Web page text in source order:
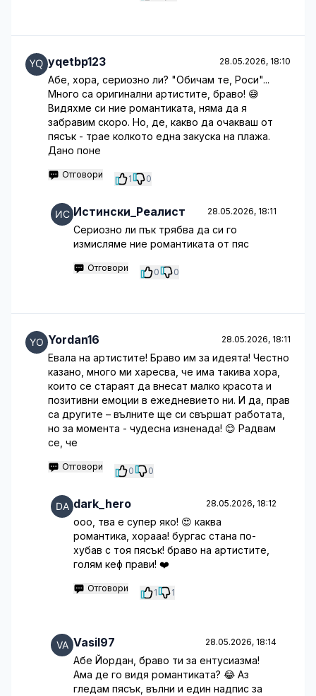
yqetbp123 28.05.2026, 18:10
Абе, хора, сериозно ли? "Обичам те, Роси"...
Много са оригинални артистите, браво! 😅
Видяхме си ние романтиката, няма да я
забравим скоро. Но, де, какво да очакваш от
пясък - трае колкото една закуска на плажа.
Дано поне
Отговори 1 0
Истински_Реалист 28.05.2026, 18:11
Сериозно ли пък трябва да си го
измисляме ние романтиката от пяс
Отговори 0 0
Yordan16 28.05.2026, 18:11
Евала на артистите! Браво им за идеята! Честно
казано, много ми харесва, че има такива хора,
които се стараят да внесат малко красота и
позитивни емоции в ежедневието ни. И да, прав
са другите – вълните ще си свършат работата,
но за момента - чудесна изненада! 😊 Радвам
се, че
Отговори 0 0
dark_hero 28.05.2026, 18:12
ооо, тва е супер яко! 😍 каква
романтика, хорааа! бургас стана по-
хубав с тоя пясък! браво на артистите,
голям кеф прави! ❤️
Отговори 1 1
Vasil97 28.05.2026, 18:14
Абе Йордан, браво ти за ентусиазма!
Ама де го видя романтиката? 😂 Аз
гледам пясък, вълни и един надпис за